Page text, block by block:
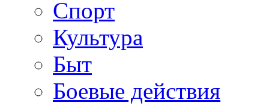
Спорт
Культура
Быт
Боевые действия